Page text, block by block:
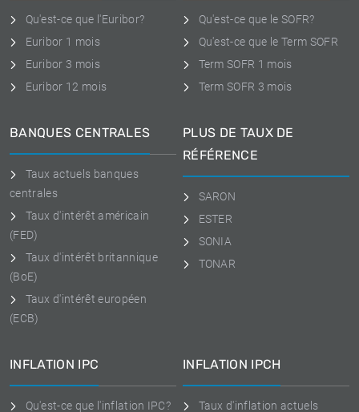
Qu'est-ce que l'Euribor?
Euribor 1 mois
Euribor 3 mois
Euribor 12 mois
Qu'est-ce que le SOFR?
Qu'est-ce que le Term SOFR
Term SOFR 1 mois
Term SOFR 3 mois
BANQUES CENTRALES
Taux actuels banques
centrales
Taux d'intérêt américain
(FED)
Taux d'intérêt britannique
(BoE)
Taux d'intérêt européen
(ECB)
PLUS DE TAUX DE
RÉFÉRENCE
SARON
ESTER
SONIA
TONAR
INFLATION IPC
Qu'est-ce que l'inflation IPC?
INFLATION IPCH
Taux d'inflation actuels